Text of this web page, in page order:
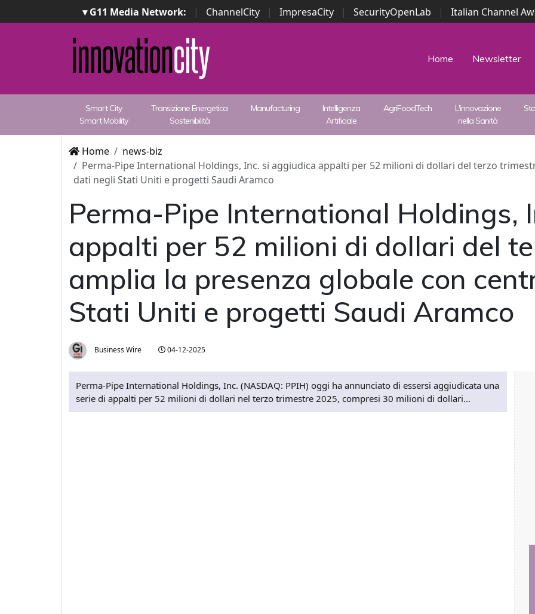
▾ G11 Media Network: | ChannelCity | ImpresaCity | SecurityOpenLab | Italian Channel
Security Awards | ...
Home Newsletter
Smart City
Smart Mobility
Transizione Energetica
Sostenibilità
Manufacturing
Intelligenza
Artificiale
AgriFoodTech
L'innovazione
nella Sanità
Home
news-biz
Perma-Pipe International Holdings, Inc. si aggiudica appalti per 52 milioni di dollari del terzo
dati negli Stati Uniti e progetti Saudi Aramco
Perma-Pipe International Holdings,
appalti per 52 milioni di dollari del
amplia la presenza globale con
Stati Uniti e progetti Saudi Aramco
Business Wire 04-12-2025
Perma-Pipe International Holdings, Inc. (NASDAQ: PPIH) oggi ha annunciato di essersi aggiudicata una
serie di appalti per 52 milioni di dollari nel terzo trimestre 2025, compresi 30 milioni di dollari...